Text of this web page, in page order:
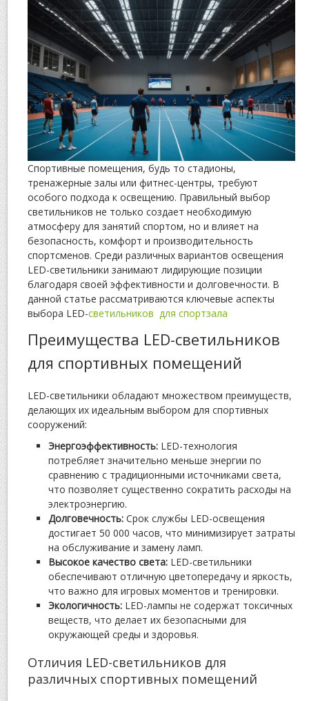
Спортивные помещения, будь то стадионы,
тренажерные залы или фитнес-центры, требуют
особого подхода к освещению. Правильный выбор
светильников не только создает необходимую
атмосферу для занятий спортом, но и влияет на
безопасность, комфорт и производительность
спортсменов. Среди различных вариантов освещения
LED-светильники занимают лидирующие позиции
благодаря своей эффективности и долговечности. В
данной статье рассматриваются ключевые аспекты
выбора LED-светильников для спортзала
Преимущества LED-светильников
для спортивных помещений
LED-светильники обладают множеством преимуществ,
делающих их идеальным выбором для спортивных
сооружений:
Энергоэффективность: LED-технология
потребляет значительно меньше энергии по
сравнению с традиционными источниками света,
что позволяет существенно сократить расходы на
электроэнергию.
Долговечность: Срок службы LED-освещения
достигает 50 000 часов, что минимизирует затраты
на обслуживание и замену ламп.
Высокое качество света: LED-светильники
обеспечивают отличную цветопередачу и яркость,
что важно для игровых моментов и тренировки.
Экологичность: LED-лампы не содержат токсичных
веществ, что делает их безопасными для
окружающей среды и здоровья.
Отличия LED-светильников для
различных спортивных помещений